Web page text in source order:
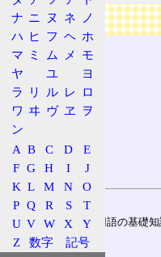
広告
通信用語の基礎
ナ ニ ヌ ネ
ノ
ハ ヒ フ ヘ ホ
マ ミ ム メ
モ
ヤ
ユ
ヨ
ラ
リ ル レ ロ
ワ ヰ ヴ ヱ
ヲ
ン
A B C D
E
F G H I
J
K L M N
O
P Q R S
T
U V W X
Y
Z
数字 記号